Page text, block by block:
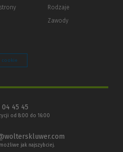
Rodzaje
Zawody
cookie
45 45
od 8:00 do 16:00
jak najszybciej.